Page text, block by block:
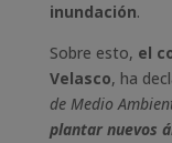
inundación.
Sobre esto, el
Velasco, ha
de Medio
plantar nuevos